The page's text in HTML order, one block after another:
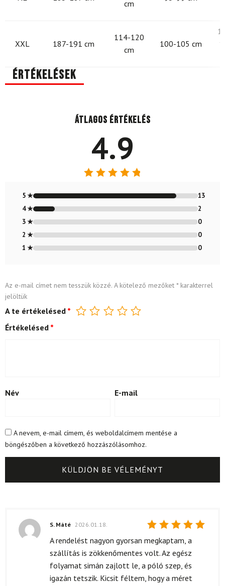
cm
XXL 187-191 cm
114-120
cm
100-105 cm
Értékelések
Átlagos értékelés
4.9
4.87/ 5
5 ★
13
4 ★
2
3 ★
0
2 ★
0
1 ★
0
Az e-mail címet nem tesszük közzé. A kötelező mezőket *karakterrel
jelöltük
A te értékelésed *
Értékelésed *
Név E-mail
A nevem, e-mail címem, és weboldalcímem mentése a
böngészőben a következő hozzászólásomhoz.
Értékelés:
/ 5
S. Máté 2026.01.18.
A rendelést nagyon gyorsan megkaptam, a
szállítás is zökkenőmentes volt. Az egész
folyamat simán zajlott le, a póló szep, és
igazán tetszik. Kicsit féltem, hogy a méret